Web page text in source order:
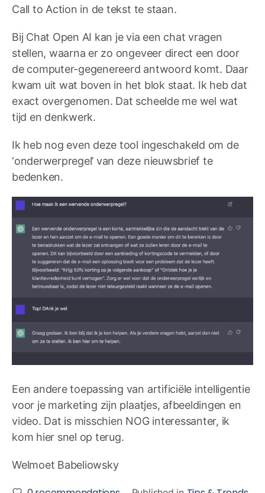
Call to Action in de tekst te staan.
Bij Chat Open AI kan je via een chat vragen
stellen, waarna er zo ongeveer direct een door
de computer-gegenereerd antwoord komt. Daar
kwam uit wat boven in het blok staat. Ik heb dat
exact overgenomen. Dat scheelde me wel wat
tijd en denkwerk.
Ik heb nog even deze tool ingeschakeld om de
‘onderwerpregel’ van deze nieuwsbrief te
bedenken.
Een andere toepassing van artificiële intelligentie
voor je marketing zijn plaatjes, afbeeldingen en
video. Dat is misschien NOG interessanter, ik
kom hier snel op terug.
Welmoet Babeliowsky